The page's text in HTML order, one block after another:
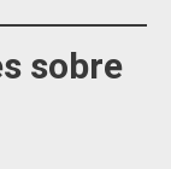
sobre